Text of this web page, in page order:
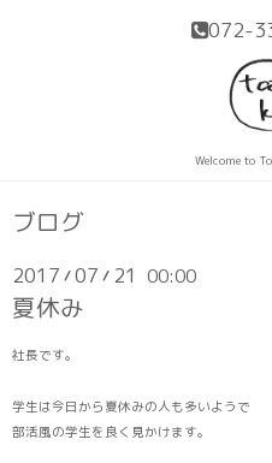
072-
Welcome to
ブログ
2017 /07 / 21 00:00
夏休み
社長です。
学生は今日から夏休みの人も多いようで
部活風の学生を良く見かけます。